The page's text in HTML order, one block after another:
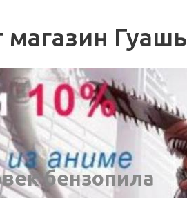
магазин Гуашь
бензопила